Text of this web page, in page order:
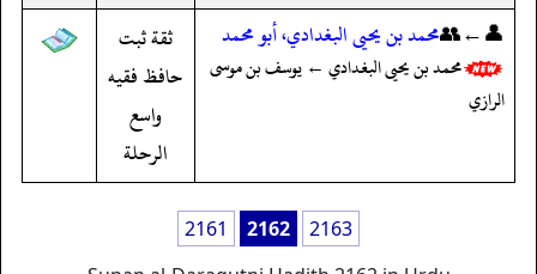
👤←👥محمد بن يحيى البغدادي، أبو محمد
محمد بن يحيى البغدادي ← يوسف بن موسى
الرازي
ثقة ثبت
حافظ فقيه
واسع
الرحلة
2161 2162
2163